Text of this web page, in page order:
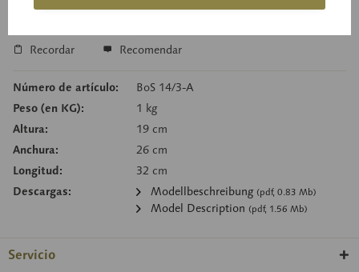
Cesta de consulta
Recordar Recomendar
Número de artículo:
BoS 14/3-A
Peso (en KG):
1 kg
Altura:
19 cm
Anchura:
26 cm
Longitud:
32 cm
Descargas:
Modellbeschreibung (pdf, 0.83 Mb)
Model Description (pdf, 1.56 Mb)
Servicio